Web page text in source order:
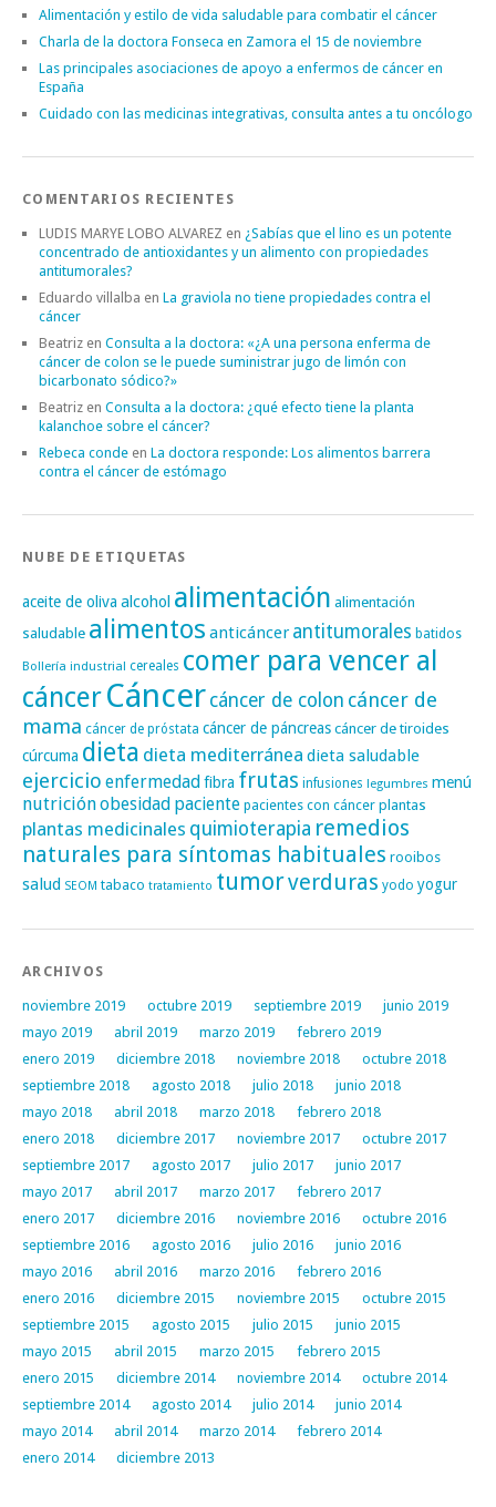
Alimentación y estilo de vida saludable para combatir el cáncer
Charla de la doctora Fonseca en Zamora el 15 de noviembre
Las principales asociaciones de apoyo a enfermos de cáncer en
España
Cuidado con las medicinas integrativas, consulta antes a tu oncólogo
COMENTARIOS RECIENTES
LUDIS MARYE LOBO ALVAREZ en ¿Sabías que el lino es un potente
concentrado de antioxidantes y un alimento con propiedades
antitumorales?
Eduardo villalba en La graviola no tiene propiedades contra el
cáncer
Beatriz en Consulta a la doctora: «¿A una persona enferma de
cáncer de colon se le puede suministrar jugo de limón con
bicarbonato sódico?»
Beatriz en Consulta a la doctora: ¿qué efecto tiene la planta
kalanchoe sobre el cáncer?
Rebeca conde en La doctora responde: Los alimentos barrera
contra el cáncer de estómago
NUBE DE ETIQUETAS
aceite de oliva alcohol alimentación alimentación
saludable alimentos anticáncer antitumorales batidos
Bollería industrial cereales comer para vencer al
cáncerCáncer cáncer de colon cáncer de
mama cáncer de próstata cáncer de páncreascáncer de tiroides
cúrcuma dieta dieta mediterránea dieta saludable
ejercicio enfermedadfibra frutas infusiones legumbres menú
nutriciónobesidad paciente pacientes con cáncer plantas
plantas medicinales quimioterapia remedios
naturales para síntomas habituales rooibos
salud SEOM tabaco tratamiento tumorverduras yodo yogur
ARCHIVOS
noviembre 2019 octubre 2019 septiembre 2019
junio 2019
mayo 2019
abril 2019 marzo 2019
febrero 2019
enero 2019
diciembre 2018 noviembre 2018
octubre 2018
septiembre 2018
agosto 2018 julio 2018
junio 2018
mayo 2018
abril 2018 marzo 2018
febrero 2018
enero 2018
diciembre 2017 noviembre 2017
octubre 2017
septiembre 2017
agosto 2017 julio 2017
junio 2017
mayo 2017
abril 2017 marzo 2017
febrero 2017
enero 2017
diciembre 2016 noviembre 2016
octubre 2016
septiembre 2016
agosto 2016 julio 2016
junio 2016
mayo 2016
abril 2016 marzo 2016
febrero 2016
enero 2016
diciembre 2015 noviembre 2015
octubre 2015
septiembre 2015
agosto 2015 julio 2015
junio 2015
mayo 2015
abril 2015 marzo 2015
febrero 2015
enero 2015
diciembre 2014 noviembre 2014
octubre 2014
septiembre 2014
agosto 2014 julio 2014
junio 2014
mayo 2014
abril 2014 marzo 2014
febrero 2014
enero 2014
diciembre 2013